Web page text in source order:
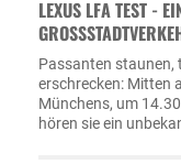
LEXUS LFA TEST -
Passanten staunen,
erschrecken: Mitten
Münchens, um
hören sie ein